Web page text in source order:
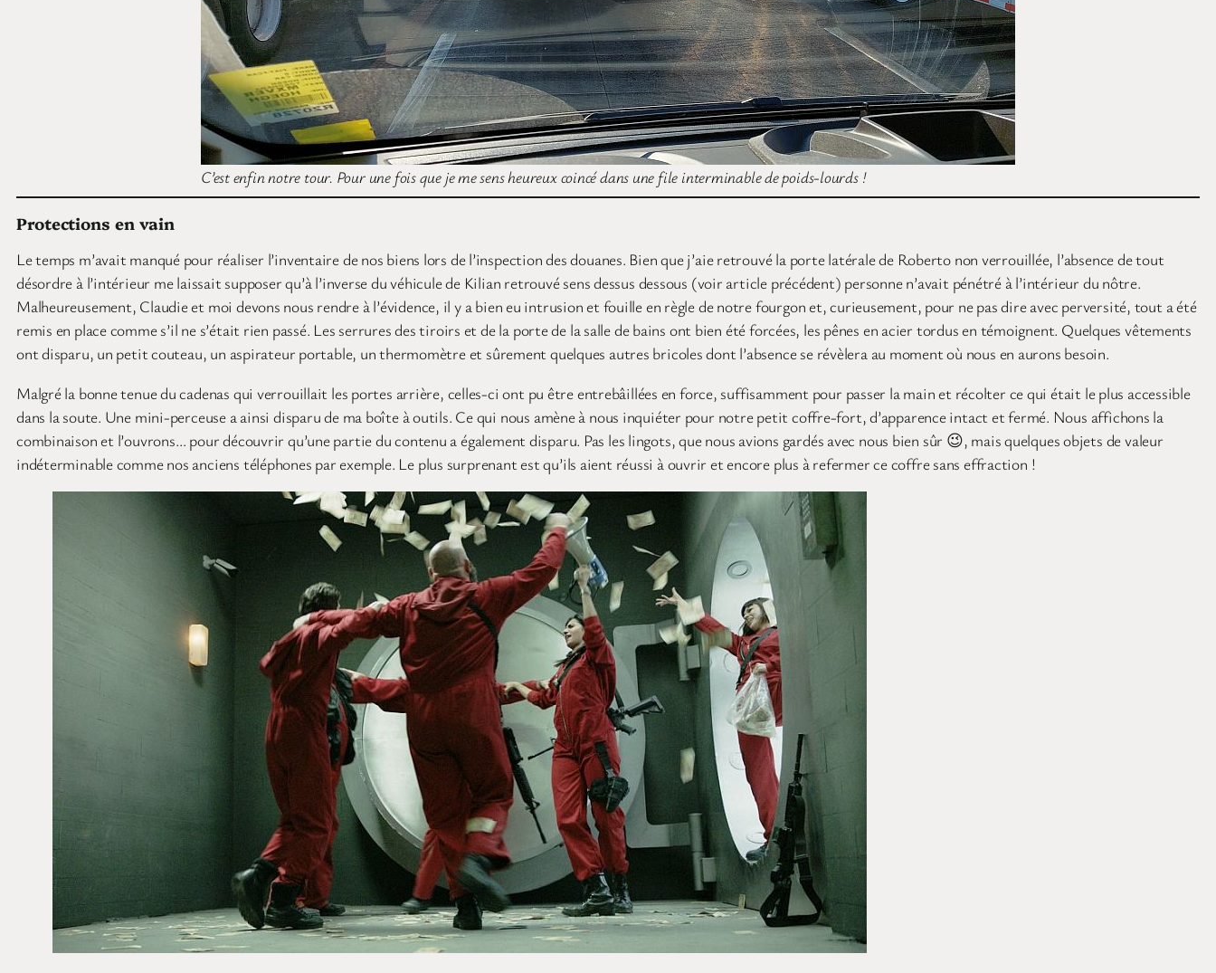
C’est enfin notre tour. Pour une fois que je me sens heureux coincé dans une file interminable de poids-lourds !
Protections en vain
Le temps m’avait manqué pour réaliser l’inventaire de nos biens lors de l’inspection des douanes. Bien que j’aie retrouvé la porte latérale de Roberto non verrouillée, l’absence de tout
désordre à l’intérieur me laissait supposer qu’à l’inverse du véhicule de Kilian retrouvé sens dessus dessous (voir article précédent) personne n’avait pénétré à l’intérieur du nôtre.
Malheureusement, Claudie et moi devons nous rendre à l’évidence, il y a bien eu intrusion et fouille en règle de notre fourgon et, curieusement, pour ne pas dire avec perversité, tout a été
remis en place comme s’il ne s’était rien passé. Les serrures des tiroirs et de la porte de la salle de bains ont bien été forcées, les pênes en acier tordus en témoignent. Quelques vêtements
ont disparu, un petit couteau, un aspirateur portable, un thermomètre et sûrement quelques autres bricoles dont l’absence se révèlera au moment où nous en aurons besoin.
Malgré la bonne tenue du cadenas qui verrouillait les portes arrière, celles-ci ont pu être entrebâillées en force, suffisamment pour passer la main et récolter ce qui était le plus accessible
dans la soute. Une mini-perceuse a ainsi disparu de ma boîte à outils. Ce qui nous amène à nous inquiéter pour notre petit coffre-fort, d’apparence intact et fermé. Nous affichons la
combinaison et l’ouvrons… pour découvrir qu’une partie du contenu a également disparu. Pas les lingots, que nous avions gardés avec nous bien sûr 😉, mais quelques objets de valeur
indéterminable comme nos anciens téléphones par exemple. Le plus surprenant est qu’ils aient réussi à ouvrir et encore plus à refermer ce coffre sans effraction !